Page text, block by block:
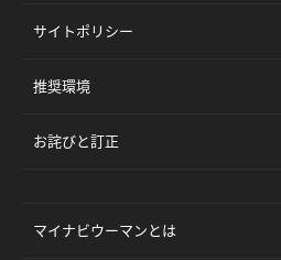
サイトポリシー
推奨環境
お詫びと訂正
マイナビウーマンとは